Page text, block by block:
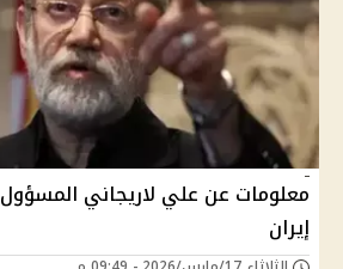
معلومات عن علي لاريجاني
إيران